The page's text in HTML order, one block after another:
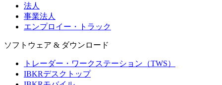
法人
事業法人
エンプロイー・トラック
ソフトウェア & ダウンロード
トレーダー・ワークステーション（TWS）
IBKRデスクトップ